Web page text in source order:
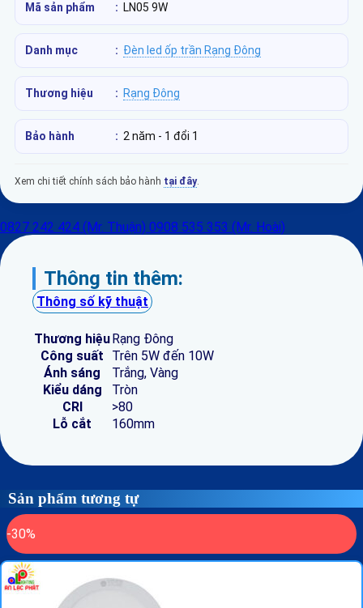
Mã sản phẩm : LN05 9W
Danh mục : Đèn led ốp trần Rạng Đông
Thương hiệu : Rạng Đông
Bảo hành : 2 năm - 1 đổi 1
Xem chi tiết chính sách bảo hành tại đây.
0827 242 424 (Mr. Thuận) 0908 535 353 (Mr. Hoài)
Thông tin thêm:
Thông số kỹ thuật
Thương hiệuRạng Đông
Công suất
Trên 5W đến 10W
Ánh sáng
Trắng, Vàng
Kiểu dáng
Tròn
CRI
>80
Lỗ cắt
160mm
Sản phẩm tương tự
-30%